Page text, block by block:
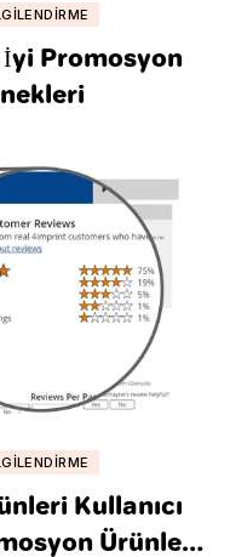
Promosyon
Kullanıcı
Ürünleri